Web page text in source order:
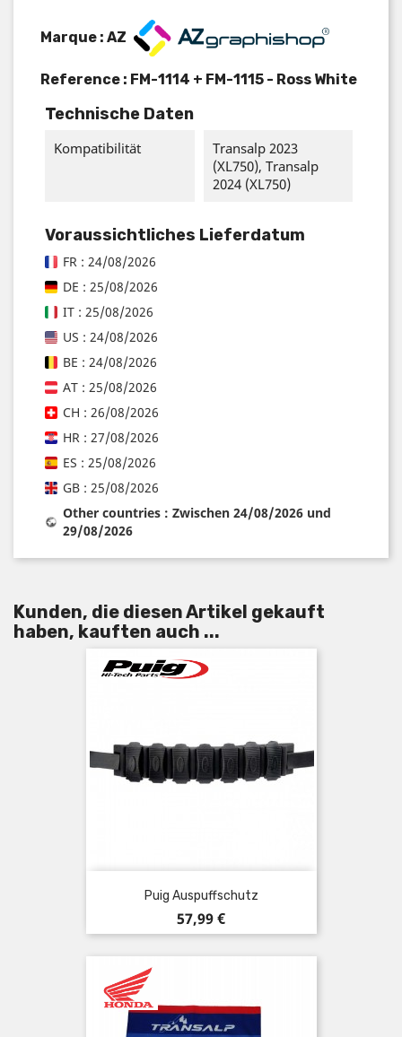
Marque : AZ
Reference : FM-1114 + FM-1115 - Ross White
Technische Daten
Kompatibilität
Transalp 2023
(XL750), Transalp
2024 (XL750)
Voraussichtliches Lieferdatum
FR : 24/08/2026
DE : 25/08/2026
IT : 25/08/2026
US : 24/08/2026
BE : 24/08/2026
AT : 25/08/2026
CH : 26/08/2026
HR : 27/08/2026
ES : 25/08/2026
GB : 25/08/2026
Other countries : Zwischen 24/08/2026 und
29/08/2026
Kunden, die diesen Artikel gekauft
haben, kauften auch ...
Puig Auspuffschutz
Preis
57,99 €